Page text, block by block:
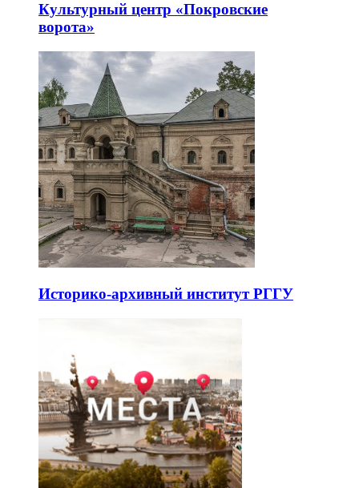
Культурный центр «Покровские
ворота»
Историко-архивный институт РГГУ